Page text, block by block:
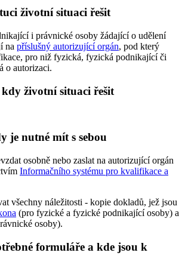
životní situaci řešit
i právnické osoby žádající o udělení
na příslušný autorizující orgán, pod který
pro niž fyzická, fyzická podnikající či
o autorizaci.
životní situaci řešit
je nutné mít s sebou
osobně nebo zaslat na autorizující orgán
Informačního systému pro kvalifikace a
všechny náležitosti - kopie dokladů, jež jsou
(pro fyzické a fyzické podnikající osoby) a
osoby).
formuláře a kde jsou k